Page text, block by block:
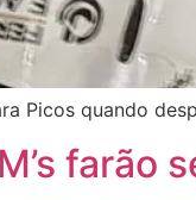
Picos quando
farão